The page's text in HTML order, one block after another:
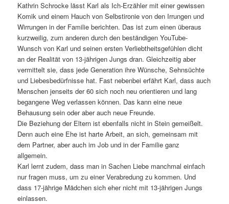
Kathrin Schrocke lässt Karl als Ich-Erzähler mit einer gewissen
Komik und einem Hauch von Selbstironie von den Irrungen und
Wirrungen in der Familie berichten. Das ist zum einen überaus
kurzweilig, zum anderen durch den beständigen YouTube-
Wunsch von Karl und seinen ersten Verliebtheitsgefühlen dicht
an der Realität von 13-jährigen Jungs dran. Gleichzeitig aber
vermittelt sie, dass jede Generation ihre Wünsche, Sehnsüchte
und Liebesbedürfnisse hat. Fast nebenbei erfährt Karl, dass auch
Menschen jenseits der 60 sich noch neu orientieren und lang
begangene Weg verlassen können. Das kann eine neue
Behausung sein oder aber auch neue Freunde.
Die Beziehung der Eltern ist ebenfalls nicht in Stein gemeißelt.
Denn auch eine Ehe ist harte Arbeit, an sich, gemeinsam mit
dem Partner, aber auch im Job und in der Familie ganz
allgemein.
Karl lernt zudem, dass man in Sachen Liebe manchmal einfach
nur fragen muss, um zu einer Verabredung zu kommen. Und
dass 17-jährige Mädchen sich eher nicht mit 13-jährigen Jungs
einlassen.